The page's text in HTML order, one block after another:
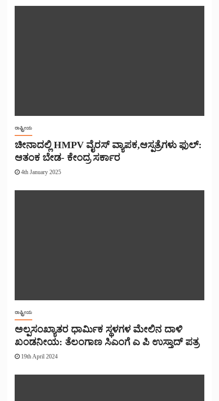
ರಾಷ್ಟ್ರೀಯ
ಚೀನಾದಲ್ಲಿ HMPV ವೈರಸ್ ವ್ಯಾಪಕ,ಆಸ್ಪತ್ರೆಗಳು ಫುಲ್:
ಆತಂಕ ಬೇಡ- ಕೇಂದ್ರ ಸರ್ಕಾರ
4th January 2025
ರಾಷ್ಟ್ರೀಯ
ಅಲ್ಪಸಂಖ್ಯಾತರ ಧಾರ್ಮಿಕ ಸ್ಥಳಗಳ ಮೇಲಿನ ದಾಳಿ
ಖಂಡನೀಯ: ತೆಲಂಗಾಣ ಸಿಎಂಗೆ ಎ ಪಿ ಉಸ್ತಾದ್ ಪತ್ರ
19th April 2024